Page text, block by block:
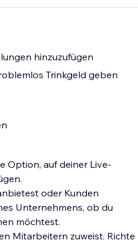
hinzuzufügen
Trinkgeld geben
Option, auf deiner Live-
oder Kunden
Unternehmens, ob du
möchtest.
Mitarbeitern zuweist. Richte